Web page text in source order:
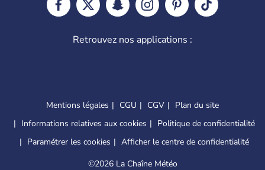
Retrouvez nos applications :
Mentions légales CGU CGV
Plan du site
Informations relatives aux cookies
Politique de confidentialité
Paramétrer les cookies
Afficher le centre de confidentialité
©2026 La Chaîne Météo